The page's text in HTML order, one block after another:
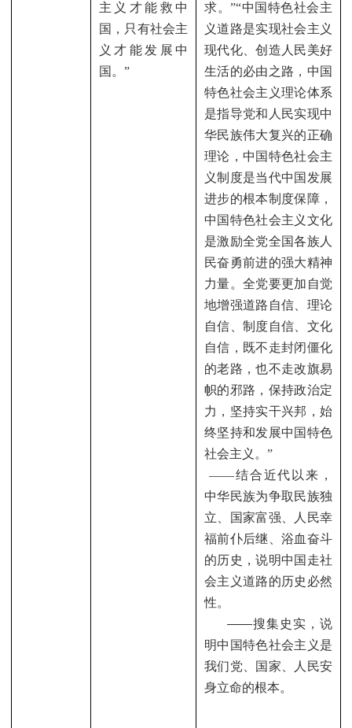
主义才能救中
国，只有社会主
义才能发展中
国。”
求。”“中国特色社会主
义道路是实现社会主义
现代化、创造人民美好
生活的必由之路，中国
特色社会主义理论体系
是指导党和人民实现中
华民族伟大复兴的正确
理论，中国特色社会主
义制度是当代中国发展
进步的根本制度保障，
中国特色社会主义文化
是激励全党全国各族人
民奋勇前进的强大精神
力量。全党要更加自觉
地增强道路自信、理论
自信、制度自信、文化
自信，既不走封闭僵化
的老路，也不走改旗易
帜的邪路，保持政治定
力，坚持实干兴邦，始
终坚持和发展中国特色
社会主义。”
——结合近代以来，
中华民族为争取民族独
立、国家富强、人民幸
福前仆后继、浴血奋斗
的历史，说明中国走社
会主义道路的历史必然
性。
——搜集史实，说
明中国特色社会主义是
我们党、国家、人民安
身立命的根本。